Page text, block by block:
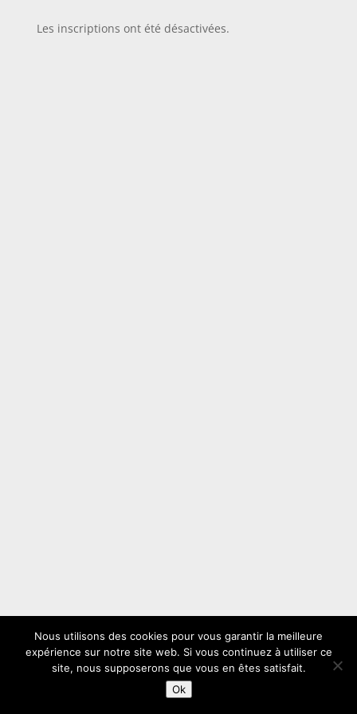
Les inscriptions ont été désactivées.
Nous utilisons des cookies pour vous garantir la meilleure
expérience sur notre site web. Si vous continuez à utiliser ce
site, nous supposerons que vous en êtes satisfait.
Ok